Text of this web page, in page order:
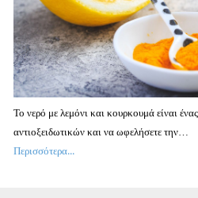
Το νερό με λεμόνι και κουρκουμά είναι
αντιοξειδωτικών και να ωφελήσετε την…
Περισσότερα...